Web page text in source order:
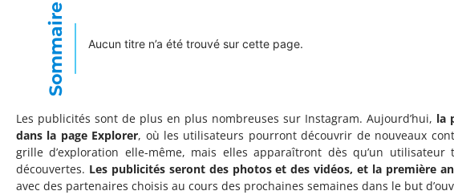
Sommaire Aucun titre n’a été trouvé sur cette page.
Les publicités sont de plus en plus nombreuses sur Instagram. Aujourd’hui, la
dans la page Explorer, où les utilisateurs pourront découvrir de nouveaux
grille d’exploration elle-même, mais elles apparaîtront dès qu’un
découvertes. Les publicités seront des photos et des vidéos, et la première
avec des partenaires choisis au cours des prochaines semaines dans le but